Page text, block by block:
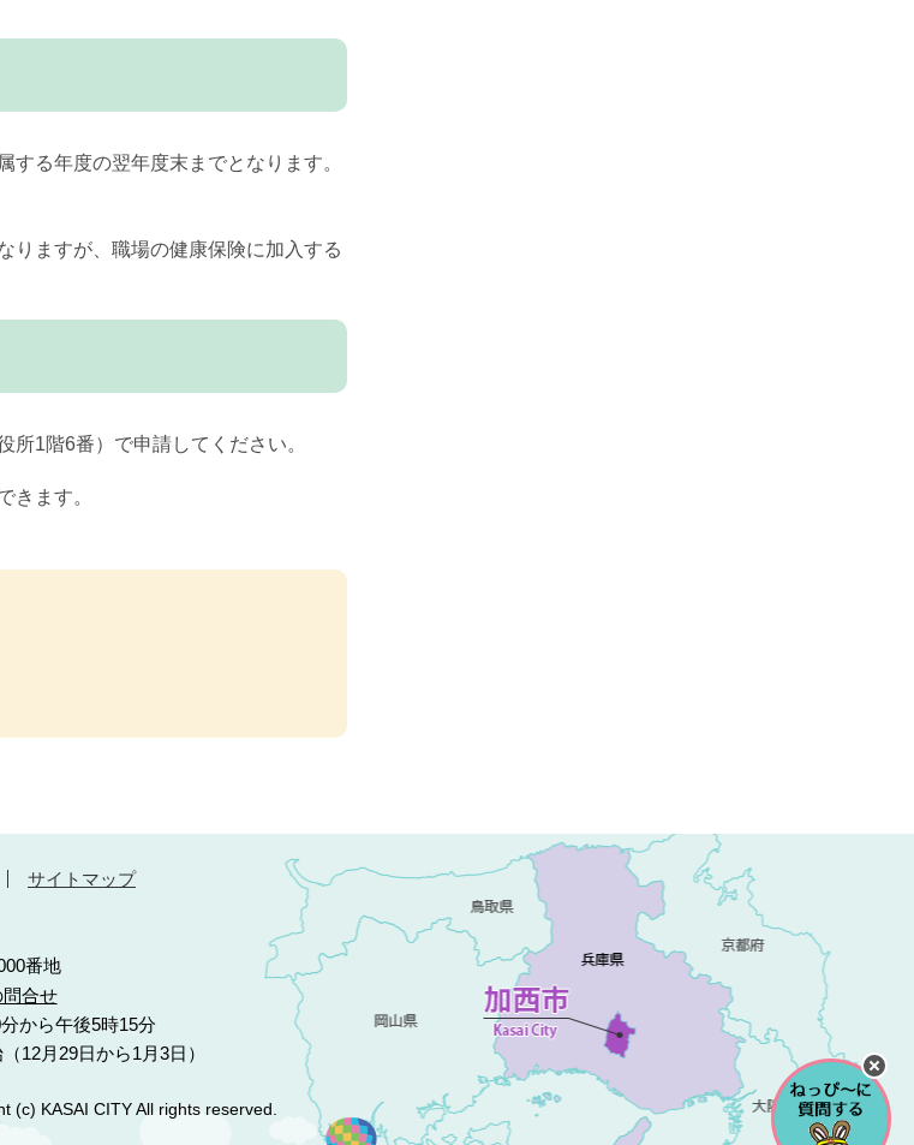
る年度の翌年度末までとなります。
りますが、職場の健康保険に加入する
所1階6番）で申請してください。
きます。
サイトマップ
番地
問合せ
から午後5時15分
12月29日から1月3日）
(c) KASAI CITY All rights reserved.